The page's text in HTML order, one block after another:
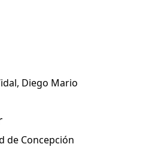
Diego Mario
de Concepción